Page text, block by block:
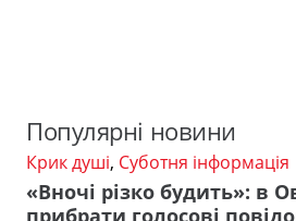
Популярні новини
Крик душі, Суботня інформація
«Вночі різко будить»: в
прибрати голосові